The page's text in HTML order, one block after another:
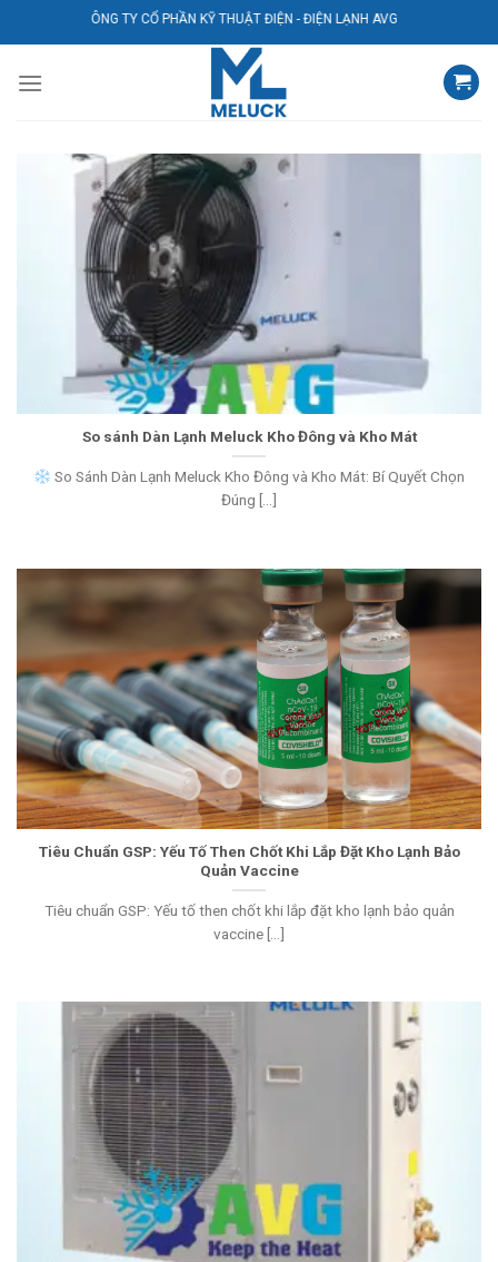
qua
dung
CÔNG TY CỔ PHẦN KỸ THUẬT ĐIỆN - ĐIỆN LẠNH AVG
So sánh Dàn Lạnh Meluck Kho Đông và Kho Mát
So Sánh Dàn Lạnh Meluck Kho Đông và Kho Mát: Bí Quyết Chọn
Đúng [...]
Tiêu Chuẩn GSP: Yếu Tố Then Chốt Khi Lắp Đặt Kho Lạnh Bảo
Quản Vaccine
Tiêu chuẩn GSP: Yếu tố then chốt khi lắp đặt kho lạnh bảo quản
vaccine [...]